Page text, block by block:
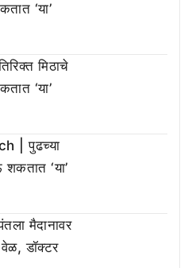
‘या’
मिठाचे
‘या’
| पुढच्या
शकतात ‘या’
मैदानावर
वेळ, डॉक्टर